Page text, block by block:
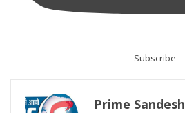
Subscribe
Prime Sandesh